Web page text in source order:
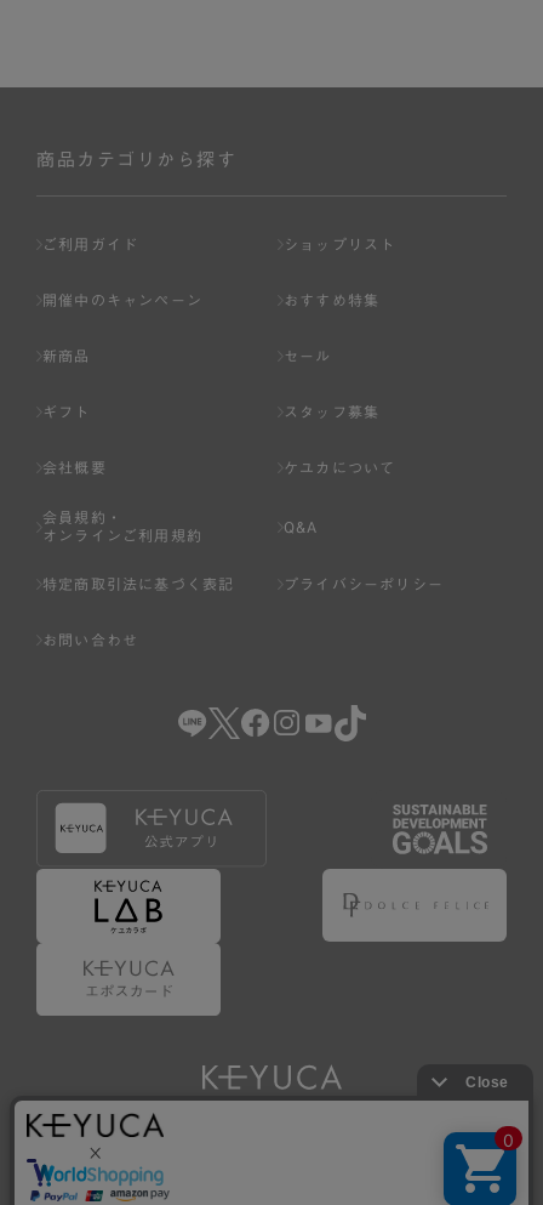
ません。
ページへの入力、または弊社が別途指定する方法に従って
基づき判断した場合は、弊社は、その登録を取り消すこと
のいずれかの事由に該当する場合は、その登録を拒否し、
または事前に通知することなく一旦なされた登録を取り消
いる場合。
（5） その他、本規約または個別規定に違反した場合。
4.会員登録が取り消された場合においても、当該会員は、
弊社とのお取引等により既に発生した支払義務等の取引上
の義務および本規約上の義務の履行責任を免れないものと
します。
5.仮登録とは、ケユカが提供するアプリ等でサービスを利
用するための簡易的な会員登録（以下「仮登録」といいま
6.仮登録をすることで、第9条のポイント付与を受けるこ
とができます。
7.仮登録状態はポイントの利用は行えず、第3条1項の通り
に登録完了することでポイント利用が行えるようになりま
す。
商品カテゴリから探す
ご利用ガイド ショップリスト
開催中のキャンペーン おすすめ特集
新商品 セール
ギフト スタッフ募集
会社概要 ケユカについて
会員規約・
オンラインご利用規約
Q&A
特定商取引法に基づく表記 プライバシーポリシー
お問い合わせ
Copyright © KAWAJUN Co., Ltd. All Rights Reserved.